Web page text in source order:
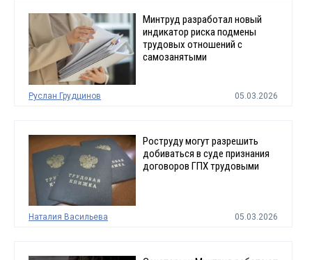
Минтруд разработал новый
индикатор риска подмены
трудовых отношений с
самозанятыми
Руслан Грудцинов 05.03.2026
Роструду могут разрешить
добиваться в суде признания
договоров ГПХ трудовыми
Наталия Васильева 05.03.2026